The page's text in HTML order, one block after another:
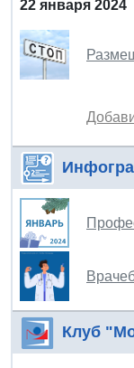
22 января 2024
Клуб